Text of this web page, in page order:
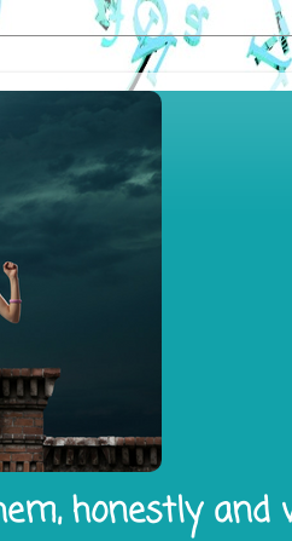
honestly